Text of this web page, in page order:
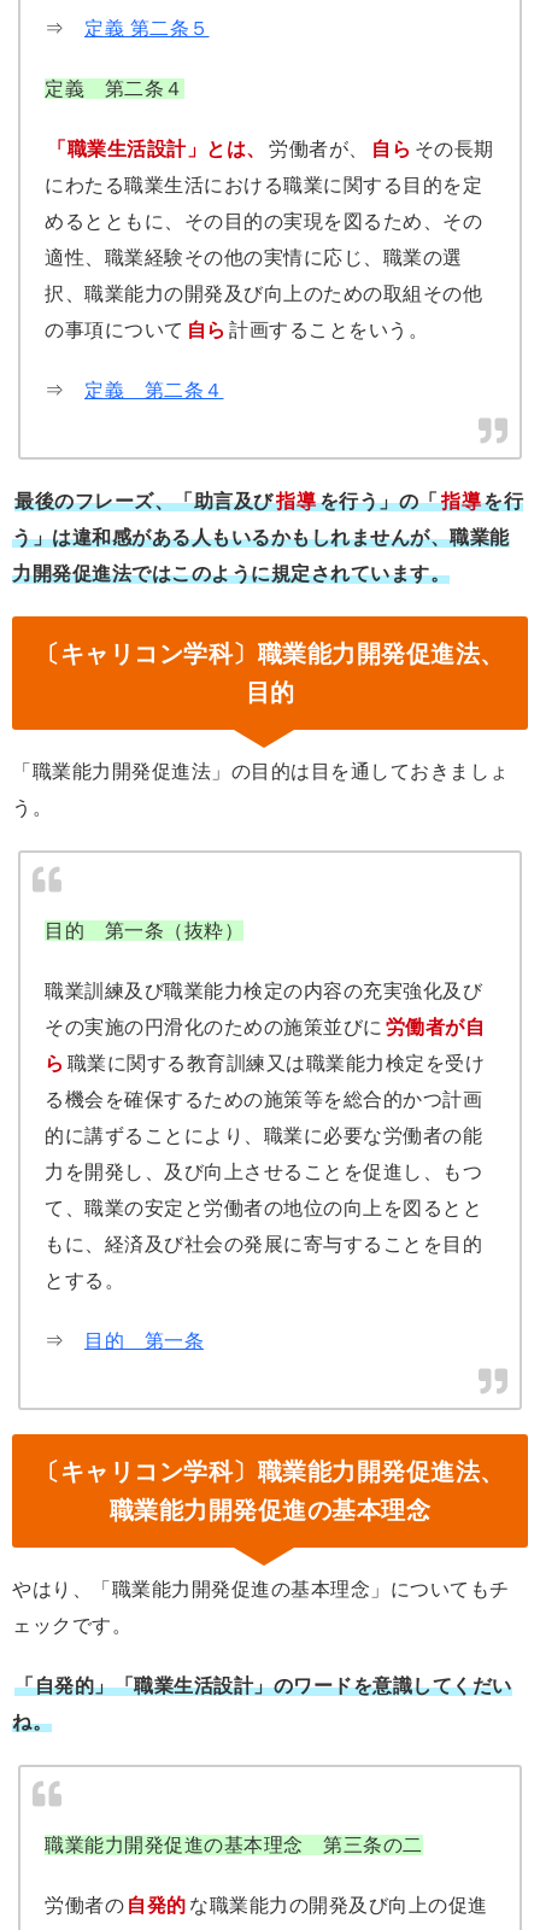
⇒ 定義 第二条５
定義 第二条４
「職業生活設計」とは、 労働者が、 自ら その長期
にわたる職業生活における職業に関する目的を定
めるとともに、その目的の実現を図るため、その
適性、職業経験その他の実情に応じ、職業の選
択、職業能力の開発及び向上のための取組その他
の事項について 自ら 計画することをいう。
⇒ 定義 第二条４
最後のフレーズ、「助言及び指導を行う」の「指導を行
う」は違和感がある人もいるかもしれませんが、職業能
力開発促進法ではこのように規定されています。
〔キャリコン学科〕職業能力開発促進法、
目的
「職業能力開発促進法」の目的は目を通しておきましょ
う。
目的 第一条（抜粋）
職業訓練及び職業能力検定の内容の充実強化及び
その実施の円滑化のための施策並びに 労働者が自
ら 職業に関する教育訓練又は職業能力検定を受け
る機会を確保するための施策等を総合的かつ計画
的に講ずることにより、職業に必要な労働者の能
力を開発し、及び向上させることを促進し、もつ
て、職業の安定と労働者の地位の向上を図るとと
もに、経済及び社会の発展に寄与することを目的
とする。
⇒ 目的 第一条
〔キャリコン学科〕職業能力開発促進法、
職業能力開発促進の基本理念
やはり、「職業能力開発促進の基本理念」についてもチ
ェックです。
「自発的」「職業生活設計」のワードを意識してくだい
ね。
職業能力開発促進の基本理念 第三条の二
労働者の 自発的 な職業能力の開発及び向上の促進